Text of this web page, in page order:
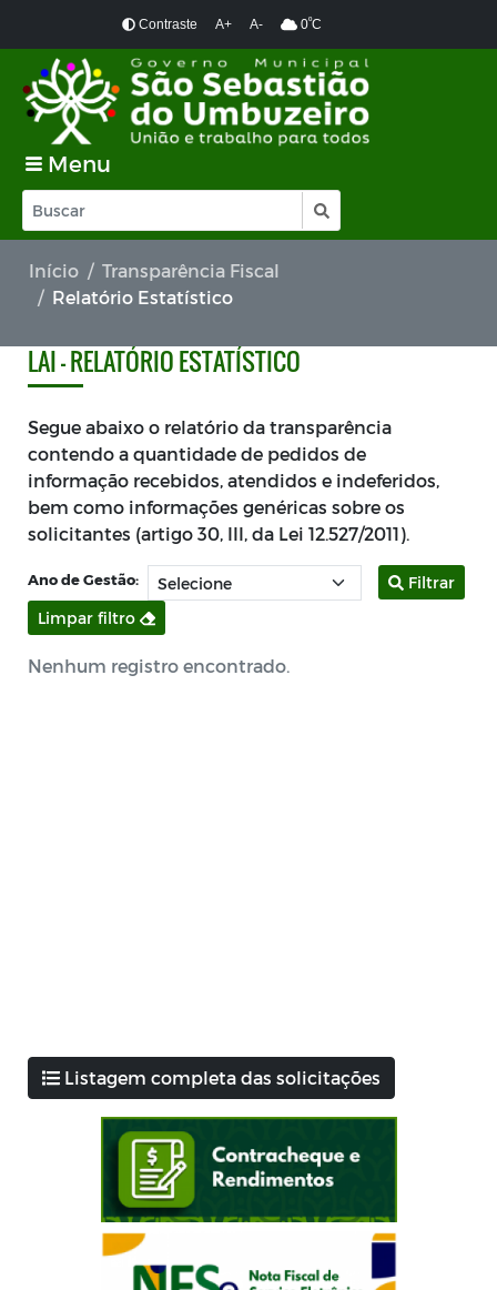
Contraste A+ A- 0ºC
Menu
Início
Transparência Fiscal
Relatório Estatístico
LAI - RELATÓRIO ESTATÍSTICO
Segue abaixo o relatório da transparência
contendo a quantidade de pedidos de
informação recebidos, atendidos e indeferidos,
bem como informações genéricas sobre os
solicitantes (artigo 30, III, da Lei 12.527/2011).
Ano de Gestão:
Filtrar
Limpar filtro
Nenhum registro encontrado.
Listagem completa das solicitações